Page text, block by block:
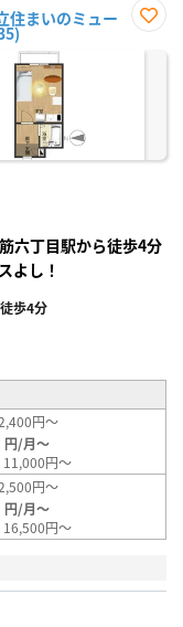
住まいのミュー
に入
六丁目駅から徒歩4分
よし！
歩4分
円～
円/月～
円～
円～
円/月～
円～